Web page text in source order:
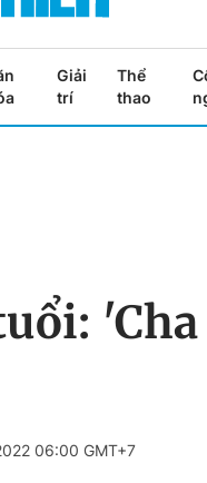
Giải
trí
Thể
thao
'Cha
06:00 GMT+7